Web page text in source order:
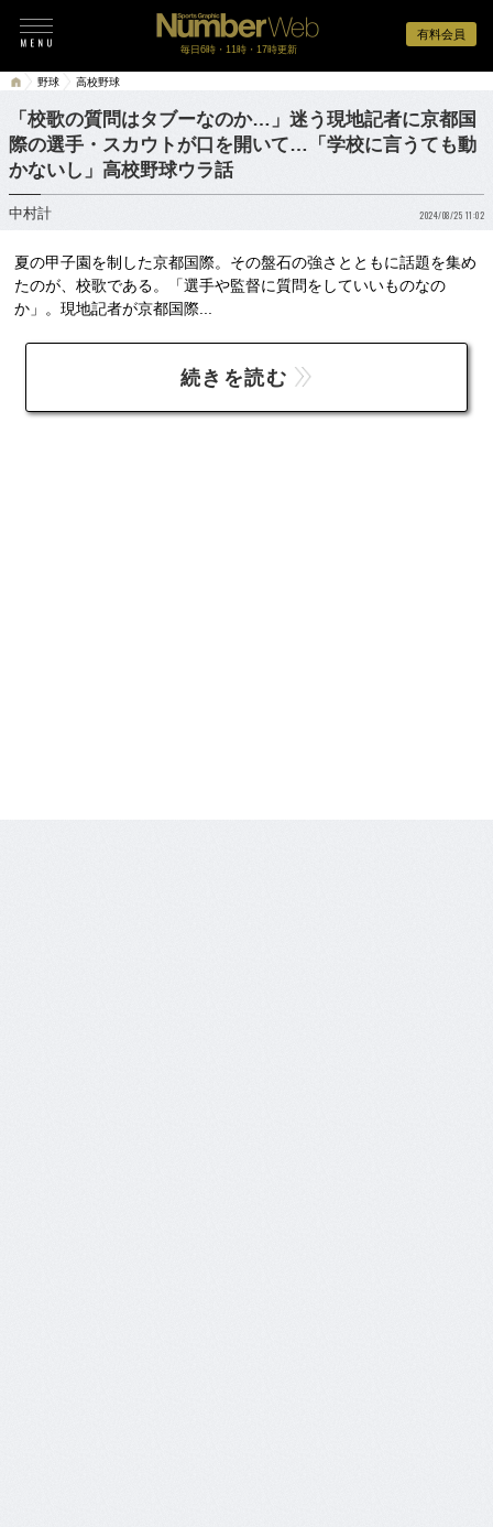
有料会員
毎日6時・11時・17時更新
野球 高校野球
「校歌の質問はタブーなのか…」迷う現地記者に京都国
際の選手・スカウトが口を開いて…「学校に言うても動
かないし」高校野球ウラ話
中村計 2024/08/25 11:02
夏の甲子園を制した京都国際。その盤石の強さとともに話題を集め
たのが、校歌である。「選手や監督に質問をしていいものなの
か」。現地記者が京都国際...
続きを読む